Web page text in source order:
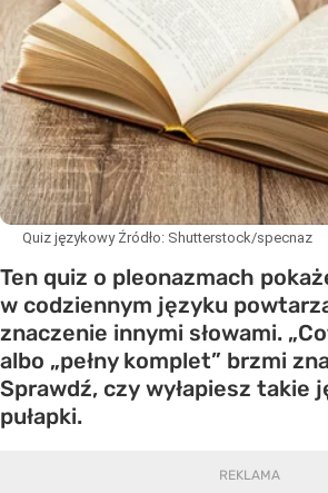
Quiz językowy Źródło: Shutterstock/specnaz
Ten quiz o pleonazmach
w codziennym języku
znaczenie innymi słowami.
albo „pełny komplet” brzmi
Sprawdź, czy wyłapiesz takie
pułapki.